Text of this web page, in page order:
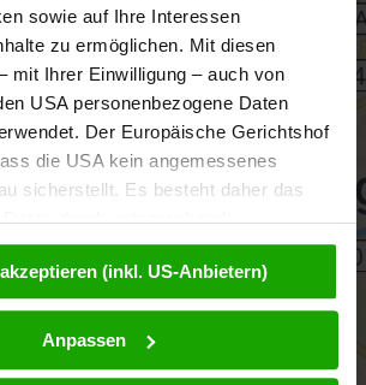
sowie auf Ihre Interessen
zu ermöglichen. Mit diesen
mit Ihrer Einwilligung – auch von
USA personenbezogene Daten
Der Europäische Gerichtshof
die USA kein angemessenes
sicherstellt. Es besteht daher das
durch entsprechende
den Drittanbietern (z.B. Google,
durch US-Behörden zu Kontroll- und
unterliegen und dagegen keine
zur Verfügung stehen. Mit
akzeptieren (inkl. US-
(inkl. US-Anbietern)
Anpassen